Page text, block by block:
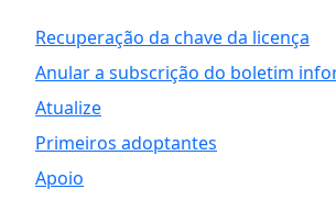
Recuperação da chave da licença
Anular a subscrição do boletim
Atualize
Primeiros adoptantes
Apoio